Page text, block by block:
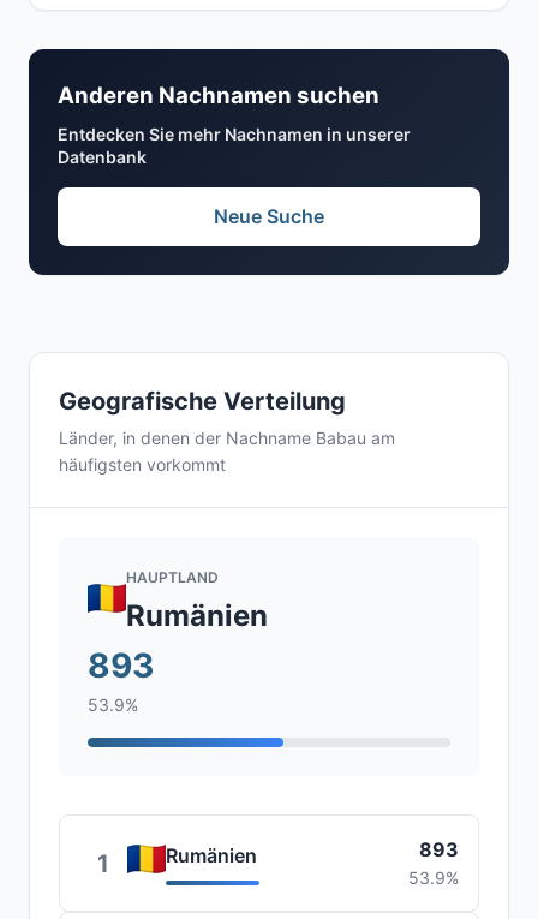
Geografische Verteilung
Länder, in denen der Nachname Babau am
häufigsten vorkommt
HAUPTLAND
Rumänien
893
53.9%
1 Rumänien 893
53.9%
Anderen Nachnamen suchen
Entdecken Sie mehr Nachnamen in unserer
Datenbank
Neue Suche